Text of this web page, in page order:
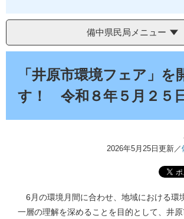
備中県民局メニュー
「井原市環境フェア」を
す！ 令和８年５月２５
2026年5月25日更新／
6月の環境月間に合わせ、地域における環
一層の理解を深めることを目的として、井